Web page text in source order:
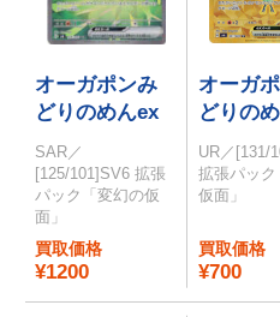
オーガポンみ
どりのめんex
SAR／
[125/101]SV6 拡張
パック「変幻の仮
面」
買取価格
¥1200
オーガ
どりの
UR／[131/
拡張パッ
仮面」
買取価格
¥700